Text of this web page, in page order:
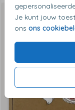
Je kunt jouw
ons ons